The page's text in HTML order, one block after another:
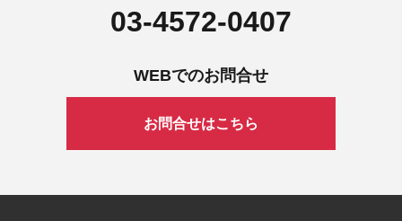
03-4572-0407
WEBでのお問合せ
お問合せはこちら